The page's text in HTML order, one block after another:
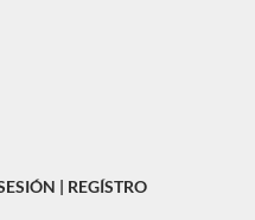
| REGÍSTRO